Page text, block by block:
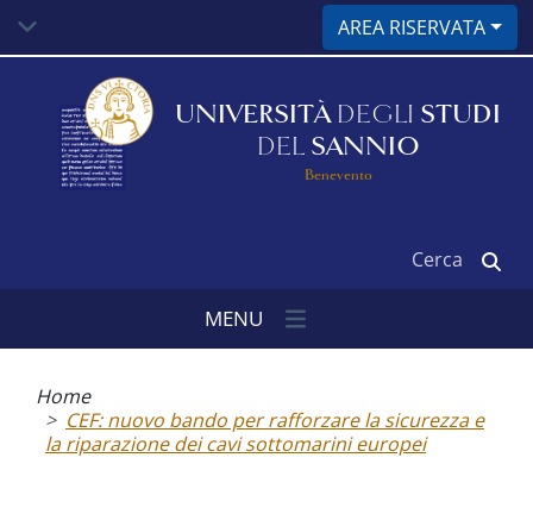
contenuto
AREA RISERVATA
UNIVERSITÀ DEGLI STUDI
DEL SANNIO
Benevento
MENU
pane
Home
CEF: nuovo bando per rafforzare la sicurezza e
la riparazione dei cavi sottomarini europei